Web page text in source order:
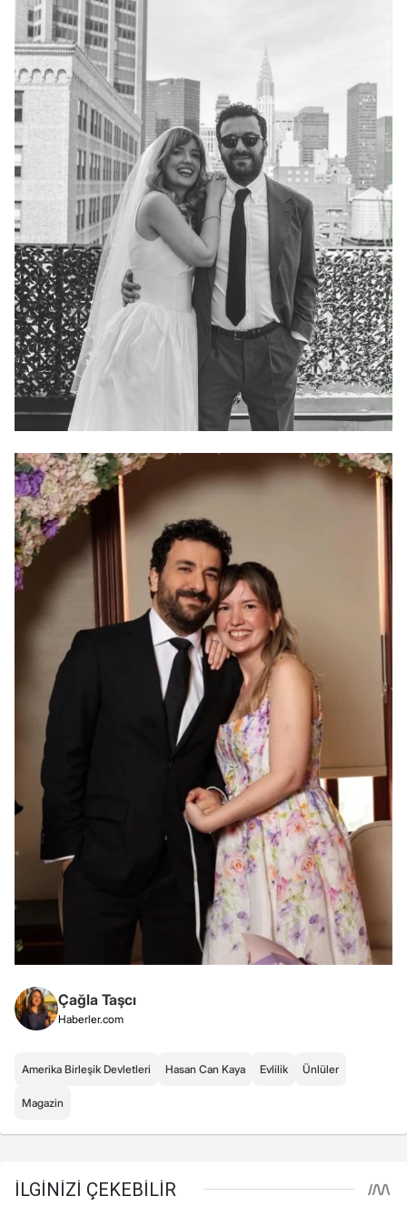
Çağla Taşcı
Haberler.com
Amerika Birleşik Devletleri Hasan Can Kaya Evlilik Ünlüler
Magazin